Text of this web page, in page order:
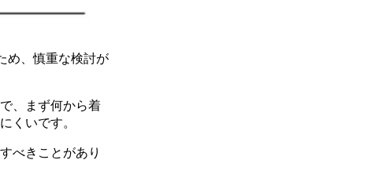
め、慎重な検討が
、まず何から着
くいです。
べきことがあり